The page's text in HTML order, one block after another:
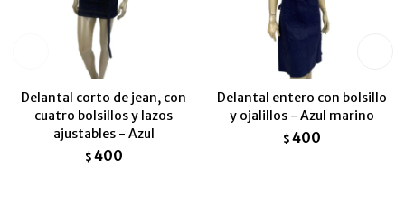
Delantal corto de jean, con
cuatro bolsillos y lazos
ajustables - Azul
$ 400
Delantal entero con bolsillo
y ojalillos - Azul marino
$ 400